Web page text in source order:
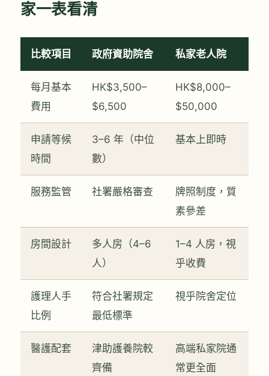
家一表看清
比較項目 政府資助院舍 私家老人院
每月基本
費用
HK$3,500–
$6,500
HK$8,000–
$50,000
申請等候
時間
3–6 年（中位
數）
基本上即時
服務監管 社署嚴格審查
牌照制度，質
素參差
房間設計
多人房（4–6
人）
1–4 人房，視
乎收費
護理人手
比例
符合社署規定
最低標準
視乎院舍定位
醫護配套
津助護養院較
齊備
高端私家院通
常更全面